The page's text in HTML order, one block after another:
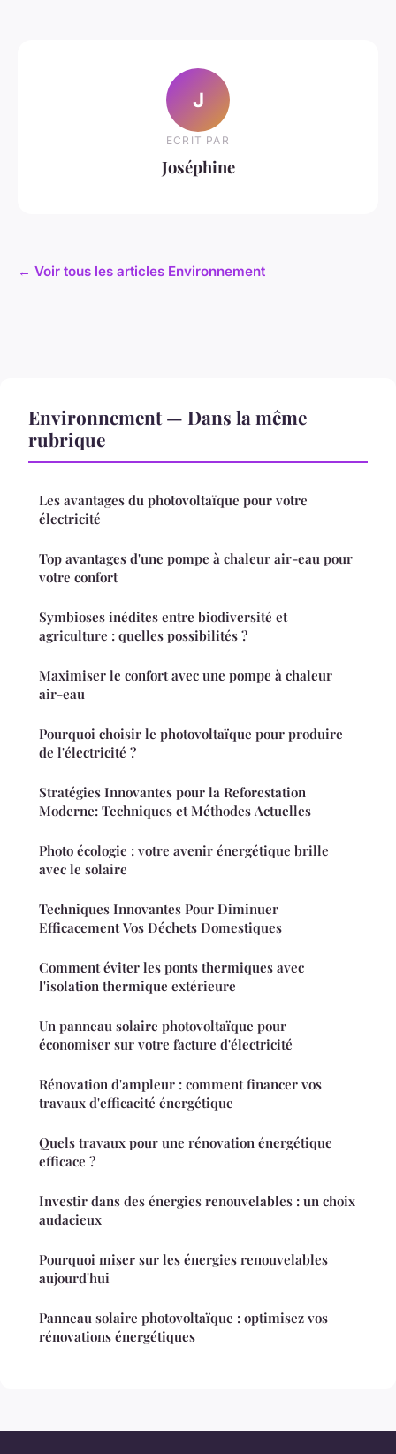
J
ECRIT PAR
Joséphine
← Voir tous les articles Environnement
Environnement — Dans la même
rubrique
Les avantages du photovoltaïque pour votre
électricité
Top avantages d'une pompe à chaleur air-eau pour
votre confort
Symbioses inédites entre biodiversité et
agriculture : quelles possibilités ?
Maximiser le confort avec une pompe à chaleur
air-eau
Pourquoi choisir le photovoltaïque pour produire
de l'électricité ?
Stratégies Innovantes pour la Reforestation
Moderne: Techniques et Méthodes Actuelles
Photo écologie : votre avenir énergétique brille
avec le solaire
Techniques Innovantes Pour Diminuer
Efficacement Vos Déchets Domestiques
Comment éviter les ponts thermiques avec
l'isolation thermique extérieure
Un panneau solaire photovoltaïque pour
économiser sur votre facture d'électricité
Rénovation d'ampleur : comment financer vos
travaux d'efficacité énergétique
Quels travaux pour une rénovation énergétique
efficace ?
Investir dans des énergies renouvelables : un choix
audacieux
Pourquoi miser sur les énergies renouvelables
aujourd'hui
Panneau solaire photovoltaïque : optimisez vos
rénovations énergétiques